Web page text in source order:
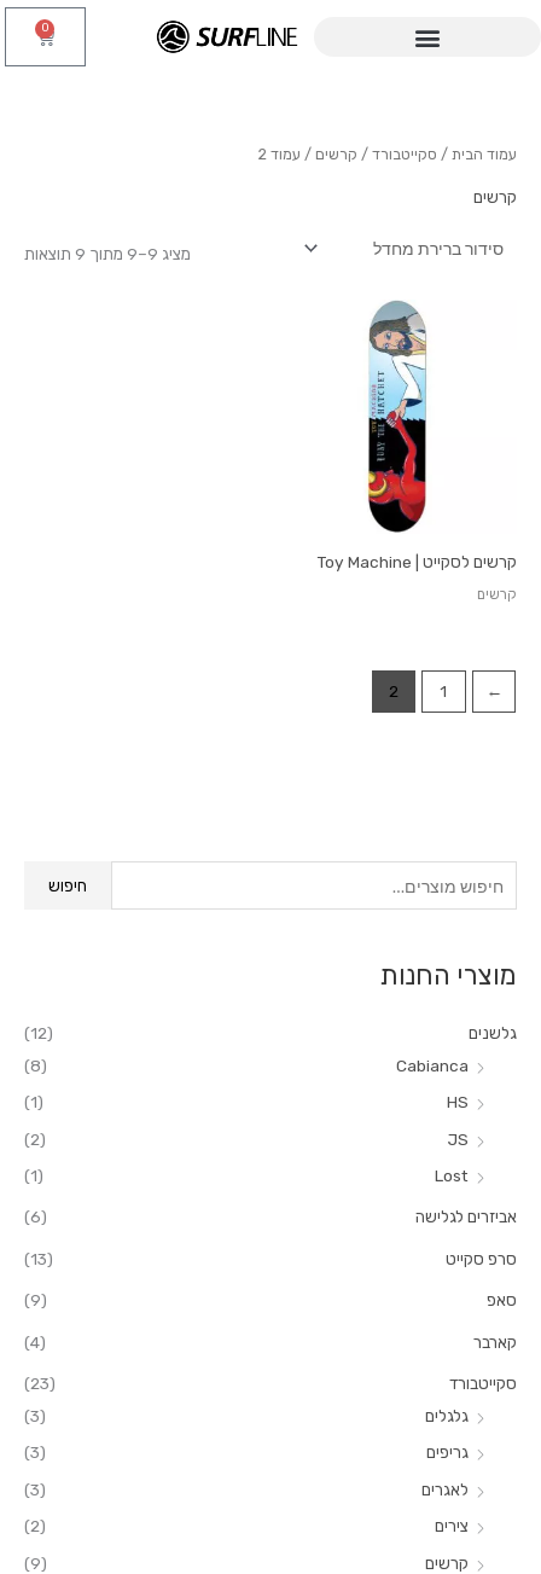
0
עגלת
קניות
י
ע
חיפוש
מוצרי החנות
גלשנים
(12)
Cabianca
(8)
HS
(1)
JS
(2)
Lost
(1)
אביזרים לגלישה (6)
סרפ סקייט (13)
סאפ (9)
קארבר (4)
סקייטבורד
(23)
גלגלים
(3)
גריפים
(3)
לאגרים
(3)
צירים
(2)
קרשים
(9)
עמוד הבית / סקייטבורד / קרשים / עמוד 2
קרשים
מציג 9–9 מתוך 9 תוצאות
קרשים לסקייט | Toy Machine
קרשים
→
1
2